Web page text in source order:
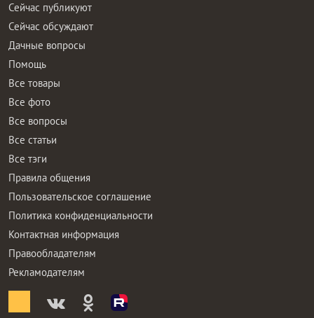
Сейчас публикуют
Сейчас обсуждают
Дачные вопросы
Помощь
Все товары
Все фото
Все вопросы
Все статьи
Все тэги
Правила общения
Пользовательское соглашение
Политика конфиденциальности
Контактная информация
Правообладателям
Рекламодателям